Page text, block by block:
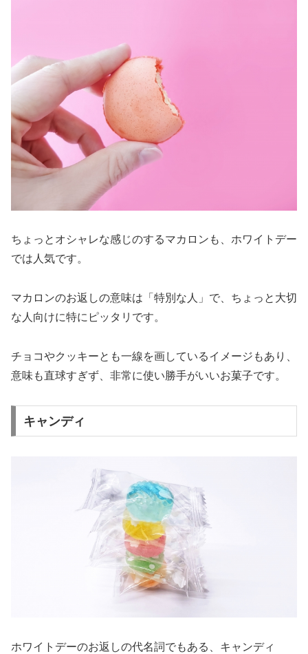
ちょっとオシャレな感じのするマカロンも、ホワイトデー
では人気です。
マカロンのお返しの意味は「特別な人」で、ちょっと大切
な人向けに特にピッタリです。
チョコやクッキーとも一線を画しているイメージもあり、
意味も直球すぎず、非常に使い勝手がいいお菓子です。
キャンディ
ホワイトデーのお返しの代名詞でもある、キャンディ